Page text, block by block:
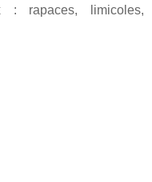
: rapaces, limicoles,